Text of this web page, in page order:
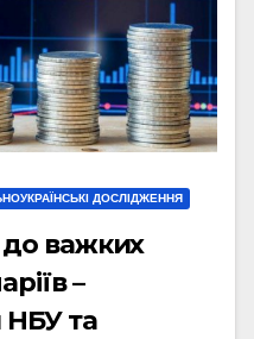
ДОСЛІДЖЕННЯ
до важких
–
НБУ та